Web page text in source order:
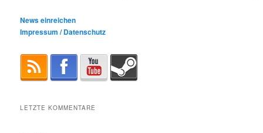
News einreichen
Impressum / Datenschutz
LETZTE KOMMENTARE